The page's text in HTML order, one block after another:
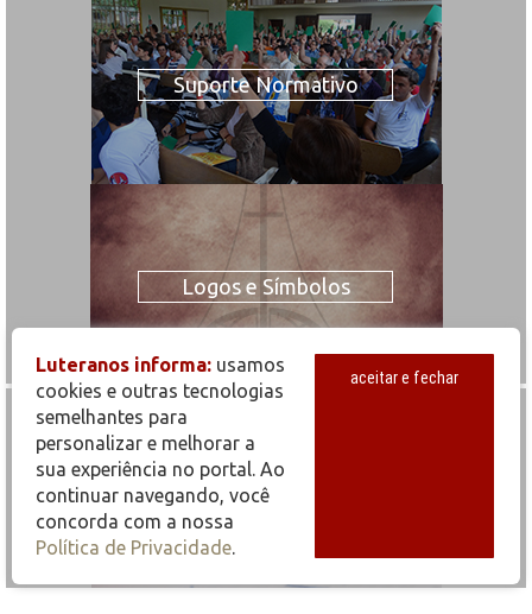
Suporte Normativo
Logos e Símbolos
Estatística
Luteranos informa: usamos
cookies e outras tecnologias
semelhantes para
personalizar e melhorar a
sua experiência no portal. Ao
continuar navegando, você
concorda com a nossa
Política de Privacidade.
aceitar e fechar